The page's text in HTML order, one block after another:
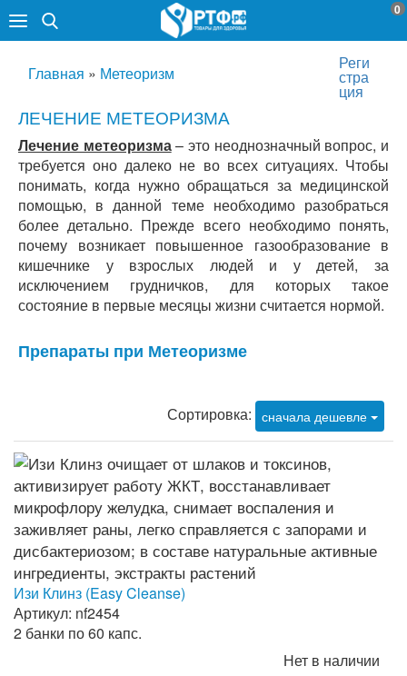
0
Реги
стра
ция
Главная » Метеоризм
ЛЕЧЕНИЕ МЕТЕОРИЗМА
Лечение метеоризма– это неоднозначный вопрос, и
требуется оно далеко не во всех ситуациях. Чтобы
понимать, когда нужно обращаться за медицинской
помощью, в данной теме необходимо разобраться
более детально. Прежде всего необходимо понять,
почему возникает повышенное газообразование в
кишечнике у взрослых людей и у детей, за
исключением грудничков, для которых такое
состояние в первые месяцы жизни считается нормой.
Препараты при Метеоризме
Сортировка: сначала дешевле
Изи Клинз (Easy Cleanse)
Артикул: nf2454
2 банки по 60 капс.
Нет в наличии